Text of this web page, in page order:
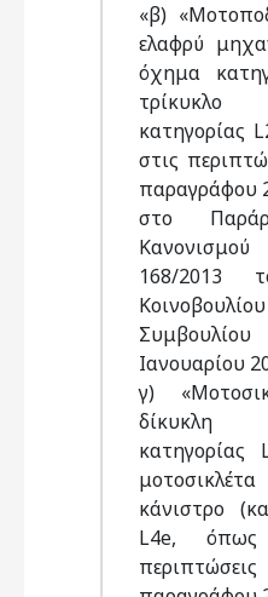
«β)
ελαφρύ
όχημα
τρίκυκλο
κατηγορίας
στις
παραγράφου
στο
168/2013
Ιανουαρίου
γ)
δίκυκλη
κάνιστρο
L4e, όπως